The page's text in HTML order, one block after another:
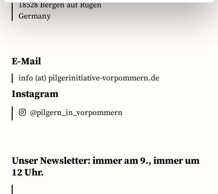
18528 Bergen auf Rügen
Germany
E-Mail
info (at) pilgerinitiative-vorpommern.de
Instagram
@pilgern_in_vorpommern
Unser Newsletter: immer am 9., immer um
12 Uhr.